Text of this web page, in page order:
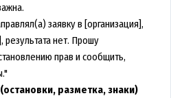
заявку в [организация],
нет. Прошу
прав и сообщить,
разметка, знаки)